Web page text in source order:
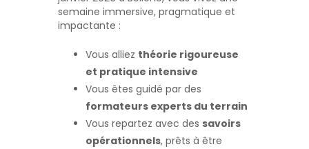
semaine immersive, pragmatique et
impactante :
Vous alliez théorie rigoureuse
et pratique intensive
Vous êtes guidé par des
formateurs experts du terrain
Vous repartez avec des savoirs
opérationnels, prêts à être